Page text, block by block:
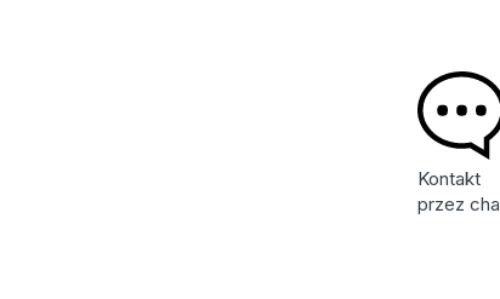
Kontakt
przez